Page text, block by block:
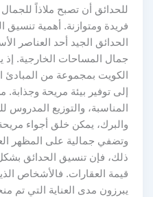
للحدائق أن تصبح ملاذاً
فريدة ومتوازنة. أهمية تنسيق
الحدائق الجيد أحد العناصر
جمال المساحات الخارجية. إذ
الكويت بمجموعة من المبادئ
إلى توفير بيئة مريحة وجذابة.
المناسبة، والتوزيع المدروس
والبرك، يمكن خلق أجواء
وتضفي جمالية على المظهر
ذلك، فإن تنسيق الحدائق
قيمة العقارات. فالأشخاص
يبرزون مدى العناية التي تم